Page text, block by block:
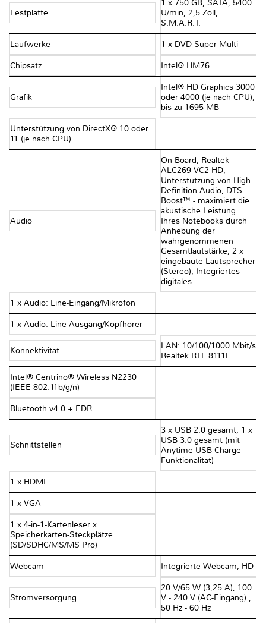
Festplatte
1 x 750 GB, SATA, 5400
U/min, 2,5 Zoll,
S.M.A.R.T.
Laufwerke 1 x DVD Super Multi
Chipsatz Intel® HM76
Grafik
Intel® HD Graphics 3000
oder 4000 (je nach CPU),
bis zu 1695 MB
Unterstützung von DirectX® 10 oder
11 (je nach CPU)
Audio
On Board, Realtek
ALC269 VC2 HD,
Unterstützung von High
Definition Audio, DTS
Boost™ - maximiert die
akustische Leistung
Ihres Notebooks durch
Anhebung der
wahrgenommenen
Gesamtlautstärke, 2 x
eingebaute Lautsprecher
(Stereo), Integriertes
digitales
1 x Audio: Line-Eingang/Mikrofon
1 x Audio: Line-Ausgang/Kopfhörer
Konnektivität
LAN: 10/100/1000 Mbit/s
Realtek RTL 8111F
Intel® Centrino® Wireless N2230
(IEEE 802.11b/g/n)
Bluetooth v4.0 + EDR
Schnittstellen
3 x USB 2.0 gesamt, 1 x
USB 3.0 gesamt (mit
Anytime USB Charge-
Funktionalität)
1 x HDMI
1 x VGA
1 x 4-in-1-Kartenleser x
Speicherkarten-Steckplätze
(SD/SDHC/MS/MS Pro)
Webcam Integrierte Webcam, HD
Stromversorgung
20 V/65 W (3,25 A), 100
V - 240 V (AC-Eingang) ,
50 Hz - 60 Hz